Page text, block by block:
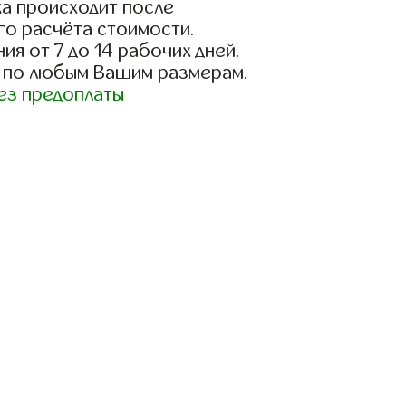
происходит после
расчёта стоимости.
от 7 до 14 рабочих дней.
любым Вашим размерам.
предоплаты